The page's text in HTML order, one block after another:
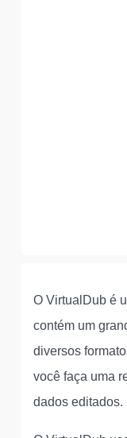
O VirtualDub é
contém um
diversos
você faça uma
dados editados.